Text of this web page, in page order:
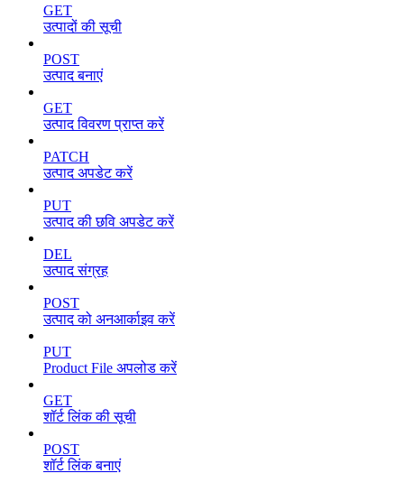
GET
उत्पादों की सूची
POST
उत्पाद बनाएं
GET
उत्पाद विवरण प्राप्त करें
PATCH
उत्पाद अपडेट करें
PUT
उत्पाद की छवि अपडेट करें
DEL
उत्पाद संग्रह
POST
उत्पाद को अनआर्काइव करें
PUT
Product File अपलोड करें
GET
शॉर्ट लिंक की सूची
POST
शॉर्ट लिंक बनाएं